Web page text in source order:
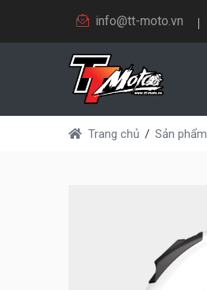
info@tt-moto.vn
Trang chủ Sản phẩm